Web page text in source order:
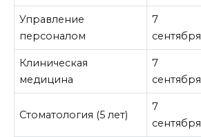
Управление
персоналом
7
сентября
Клиническая
медицина
7
сентября
Стоматология (5 лет)
7
сентября